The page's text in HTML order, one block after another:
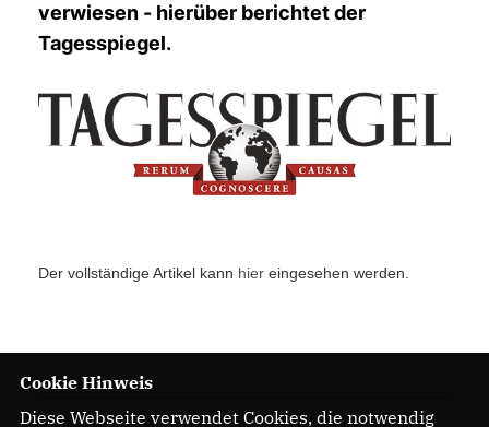
verwiesen - hierüber berichtet der
Tagesspiegel.
Der vollständige Artikel kann hier eingesehen werden.
19.08.2021
Cookie Hinweis
Diese Webseite verwendet Cookies, die notwendig